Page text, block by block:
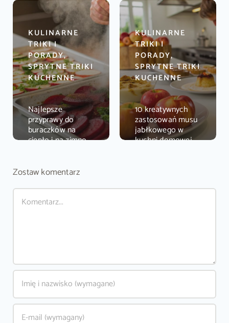
KULINARNE
TRIKI I
PORADY,
SPRYTNE TRIKI
KUCHENNE
Najlepsze
przyprawy do
buraczków na
ciepło i na zimno –
KULINARNE
TRIKI I
PORADY,
SPRYTNE TRIKI
KUCHENNE
10 kreatywnych
zastosowań musu
jabłkowego w
kuchni domowej
Zostaw komentarz
Comment